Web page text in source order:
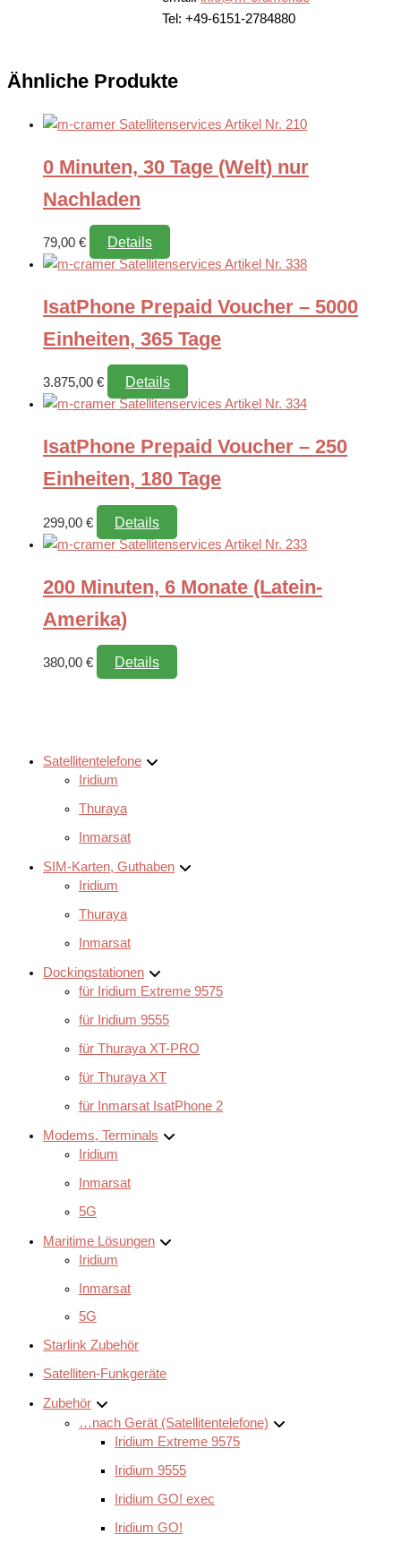
Satellitentelefone
Iridium
Thuraya
Inmarsat
SIM-Karten, Guthaben
Iridium
Thuraya
Inmarsat
Dockingstationen
für Iridium Extreme 9575
für Iridium 9555
für Thuraya XT-PRO
für Thuraya XT
für Inmarsat IsatPhone 2
Modems, Terminals
Iridium
Inmarsat
5G
Maritime Lösungen
Iridium
Inmarsat
5G
Starlink Zubehör
Satelliten-Funkgeräte
Zubehör
…nach Gerät (Satellitentelefone)
Iridium Extreme 9575
Iridium 9555
Iridium GO! exec
Iridium GO!
Tel: +49-6151-2784880
Ähnliche Produkte
0 Minuten, 30 Tage (Welt) nur
Nachladen
79,00 € Details
IsatPhone Prepaid Voucher – 5000
Einheiten, 365 Tage
3.875,00 € Details
IsatPhone Prepaid Voucher – 250
Einheiten, 180 Tage
299,00 € Details
200 Minuten, 6 Monate (Latein-
Amerika)
380,00 € Details